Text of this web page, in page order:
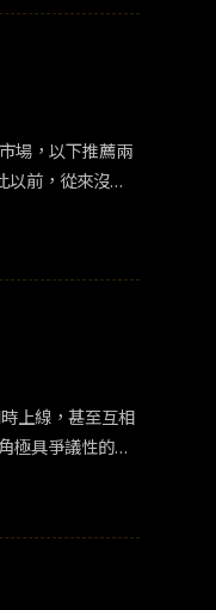
場，以下推薦兩
前，從來沒有
請全球觀眾觀
上線，甚至互相
極具爭議性的第
較為大幅度的
來，只能欲蓋彌
清醒金句。&nbs